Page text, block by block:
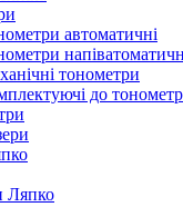
автоматичні
тонометри
до
Ляпко